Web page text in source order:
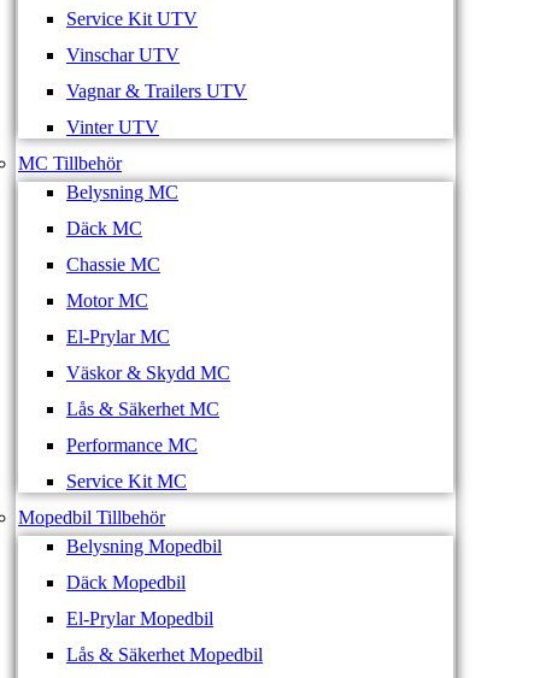
Service Kit UTV
Vinschar UTV
Vagnar & Trailers UTV
Vinter UTV
MC Tillbehör
Belysning MC
Däck MC
Chassie MC
Motor MC
El-Prylar MC
Väskor & Skydd MC
Lås & Säkerhet MC
Performance MC
Service Kit MC
Mopedbil Tillbehör
Belysning Mopedbil
Däck Mopedbil
El-Prylar Mopedbil
Lås & Säkerhet Mopedbil